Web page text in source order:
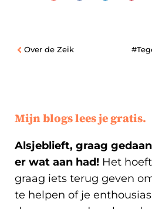
Over de Zeik
Mijn blogs lees je gratis.
Alsjeblieft, graag
er wat aan had! Het
graag iets terug geven
te helpen of je